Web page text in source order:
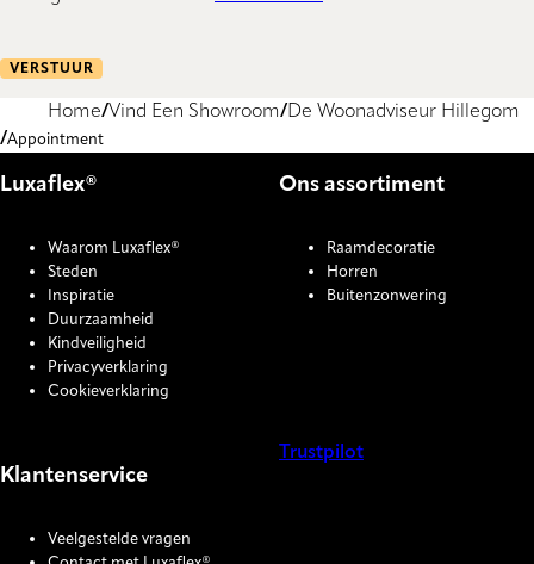
VERSTUUR
Home Vind Een Showroom De Woonadviseur Hillegom
Appointment
Luxaflex®
Waarom Luxaflex®
Steden
Inspiratie
Duurzaamheid
Kindveiligheid
Privacyverklaring
Cookieverklaring
Ons assortiment
Raamdecoratie
Horren
Buitenzonwering
Klantenservice
Veelgestelde vragen
Trustpilot